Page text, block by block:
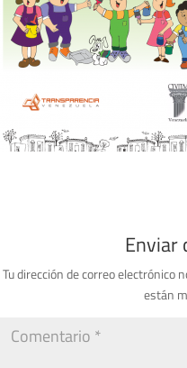
Enviar
Tu dirección de correo electrónico
están